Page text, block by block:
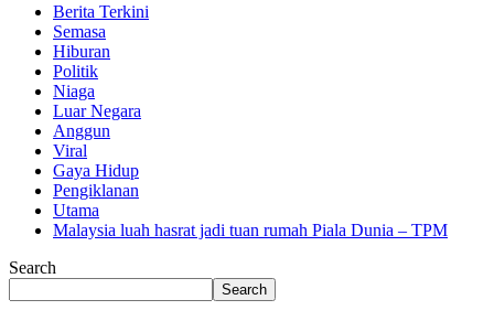
Berita Terkini
Semasa
Hiburan
Politik
Niaga
Luar Negara
Anggun
Viral
Gaya Hidup
Pengiklanan
Utama
Malaysia luah hasrat jadi tuan rumah Piala Dunia – TPM
Search
Search